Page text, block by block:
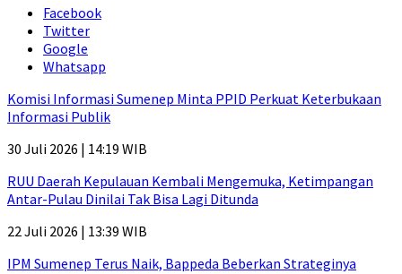
Facebook
Twitter
Google
Whatsapp
Komisi Informasi Sumenep Minta PPID Perkuat Keterbukaan
Informasi Publik
30 Juli 2026 | 14:19 WIB
RUU Daerah Kepulauan Kembali Mengemuka, Ketimpangan
Antar-Pulau Dinilai Tak Bisa Lagi Ditunda
22 Juli 2026 | 13:39 WIB
IPM Sumenep Terus Naik, Bappeda Beberkan Strateginya